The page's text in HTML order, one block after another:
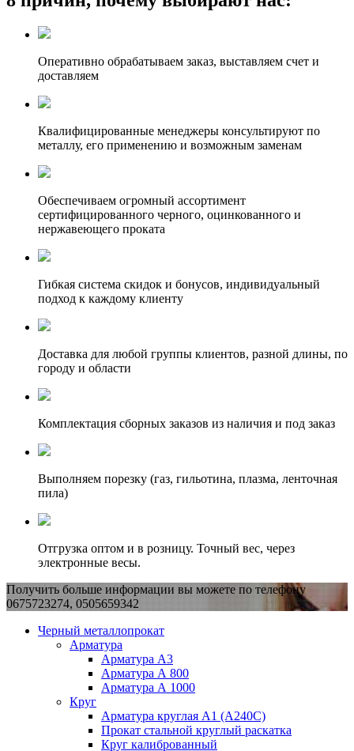
Оперативно обрабатываем заказ, выставляем счет и
доставляем
Квалифицированные менеджеры консультируют по
металлу, его применению и возможным заменам
Обеспечиваем огромный ассортимент
сертифицированного черного, оцинкованного и
нержавеющего проката
Гибкая система скидок и бонусов, индивидуальный
подход к каждому клиенту
Доставка для любой группы клиентов, разной длины, по
городу и области
Комплектация сборных заказов из наличия и под заказ
Выполняем порезку (газ, гильотина, плазма, ленточная
пила)
Отгрузка оптом и в розницу. Точный вес, через
электронные весы.
Получить больше информации вы можете по телефону
0675723274, 0505659342
Черный металлопрокат
Арматура
Арматура А3
Арматура А 800
Арматура А 1000
Круг
Арматура круглая А1 (А240C)
Прокат стальной круглый раскатка
Круг калиброванный